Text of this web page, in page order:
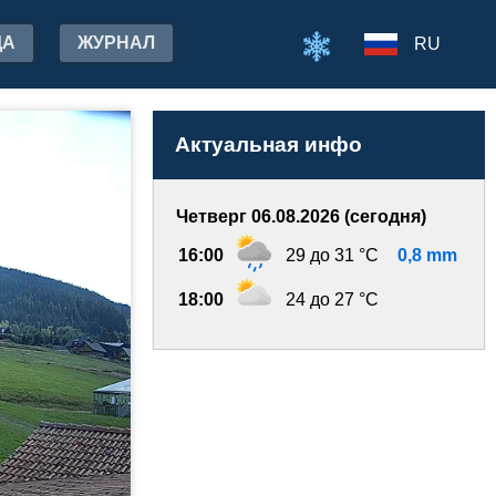
ЖУРНАЛ RU
Актуальная инфо
Четверг 06.08.2026 (сегодня)
16:00 29 до 31 °C 0,8 mm
18:00 24 до 27 °C